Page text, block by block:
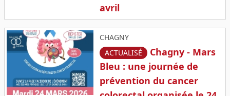
avril
CHAGNY
ACTUALISÉ
Chagny - Mars
Bleu : une journée de
prévention du cancer